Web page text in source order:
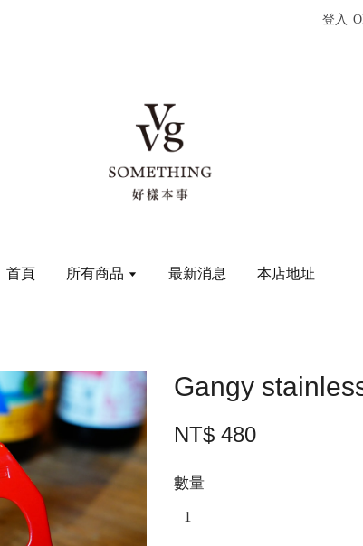
登入
首頁 所有商品 最新消息 本店地址
Gangy
NT$ 480
數量